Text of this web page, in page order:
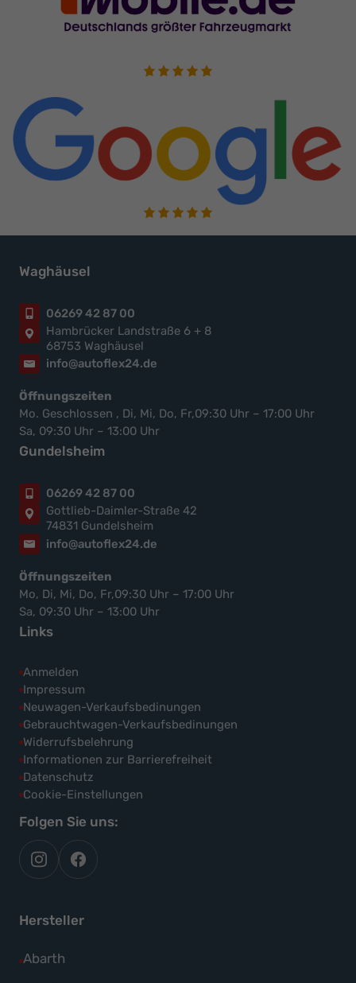
Waghäusel
06269 42 87 00
Hambrücker Landstraße 6 + 8
68753 Waghäusel
info@autoflex24.de
Öffnungszeiten
Mo. Geschlossen , Di, Mi, Do, Fr,09:30 Uhr – 17:00 Uhr
Sa, 09:30 Uhr – 13:00 Uhr
Gundelsheim
06269 42 87 00
Gottlieb-Daimler-Straße 42
74831 Gundelsheim
info@autoflex24.de
Öffnungszeiten
Mo, Di, Mi, Do, Fr,09:30 Uhr – 17:00 Uhr
Sa, 09:30 Uhr – 13:00 Uhr
Links
Anmelden
Impressum
Neuwagen-Verkaufsbedinungen
Gebrauchtwagen-Verkaufsbedinungen
Widerrufsbelehrung
Informationen zur Barrierefreiheit
Datenschutz
Cookie-Einstellungen
Folgen Sie uns:
autoflex
auf
autoflex24
auf
Hersteller
Abarth
Alle